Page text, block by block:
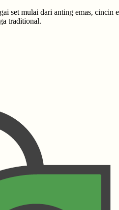
set mulai dari anting emas,
traditional.